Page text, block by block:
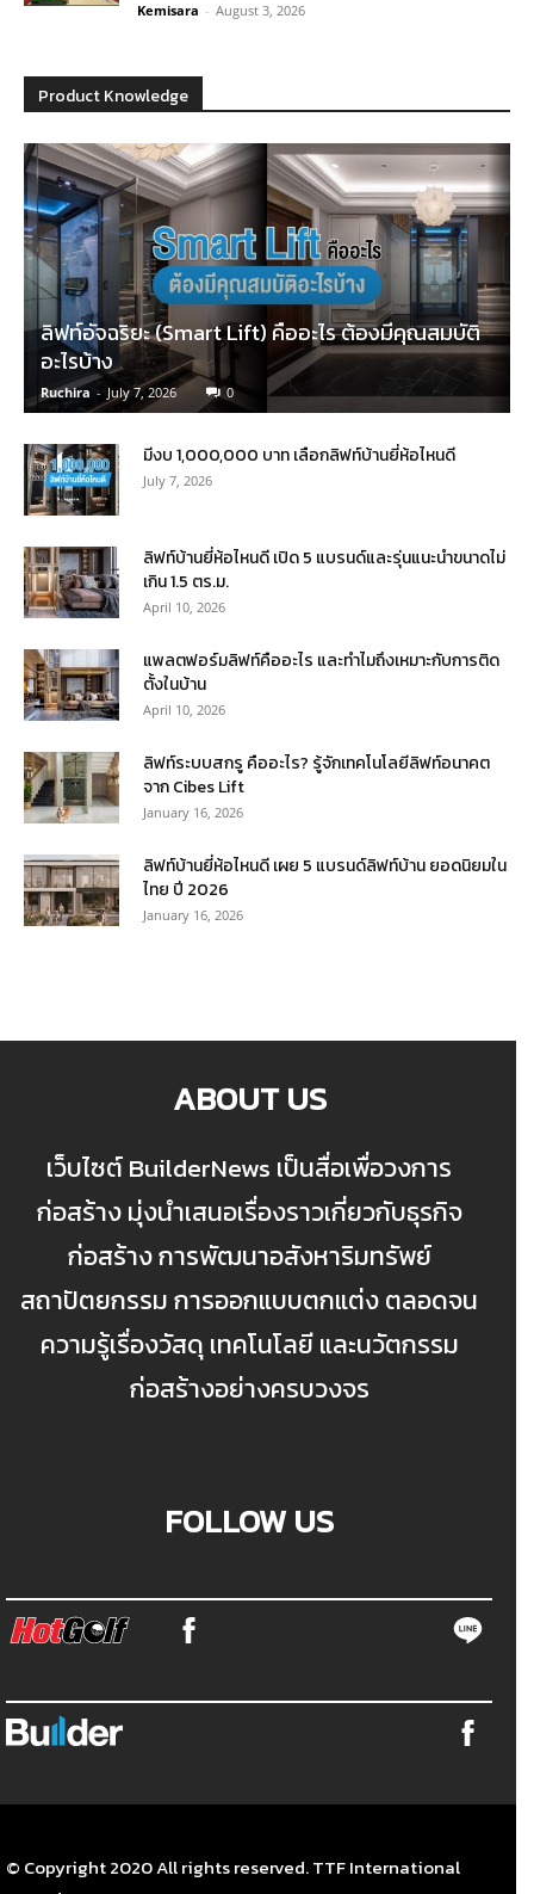
Kemisara - August 3, 2026
Product Knowledge
ลิฟท์อัจฉริยะ (Smart Lift) คืออะไร ต้องมีคุณสมบัติ
อะไรบ้าง
Ruchira - July 7, 2026 0
มีงบ 1,000,000 บาท เลือกลิฟท์บ้านยี่ห้อไหนดี
July 7, 2026
ลิฟท์บ้านยี่ห้อไหนดี เปิด 5 แบรนด์และรุ่นแนะนำขนาดไม่
เกิน 1.5 ตร.ม.
April 10, 2026
แพลตฟอร์มลิฟท์คืออะไร และทำไมถึงเหมาะกับการติด
ตั้งในบ้าน
April 10, 2026
ลิฟท์ระบบสกรู คืออะไร? รู้จักเทคโนโลยีลิฟท์อนาคต
จาก Cibes Lift
January 16, 2026
ลิฟท์บ้านยี่ห้อไหนดี เผย 5 แบรนด์ลิฟท์บ้าน ยอดนิยมใน
ไทย ปี 2026
January 16, 2026
ABOUT US
เว็บไซต์ BuilderNews เป็นสื่อเพื่อวงการ
ก่อสร้าง มุ่งนำเสนอเรื่องราวเกี่ยวกับธุรกิจ
ก่อสร้าง การพัฒนาอสังหาริมทรัพย์
สถาปัตยกรรม การออกแบบตกแต่ง ตลอดจน
ความรู้เรื่องวัสดุ เทคโนโลยี และนวัตกรรม
ก่อสร้างอย่างครบวงจร
FOLLOW US
© Copyright 2020 All rights reserved. TTF International